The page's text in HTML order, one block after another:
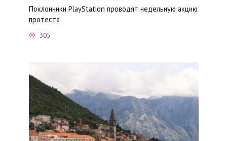
Поклонники PlayStation проводят недельную акцию
протеста
305